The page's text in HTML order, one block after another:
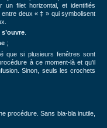
filet horizontal, et identifiés
entre deux «‡ » qui symbolisent
s’ouvre
;
que si plusieurs fenêtres sont
à ce moment-là et qu’il
Sinon, seuls les crochets
procédure. Sans bla-bla inutile,